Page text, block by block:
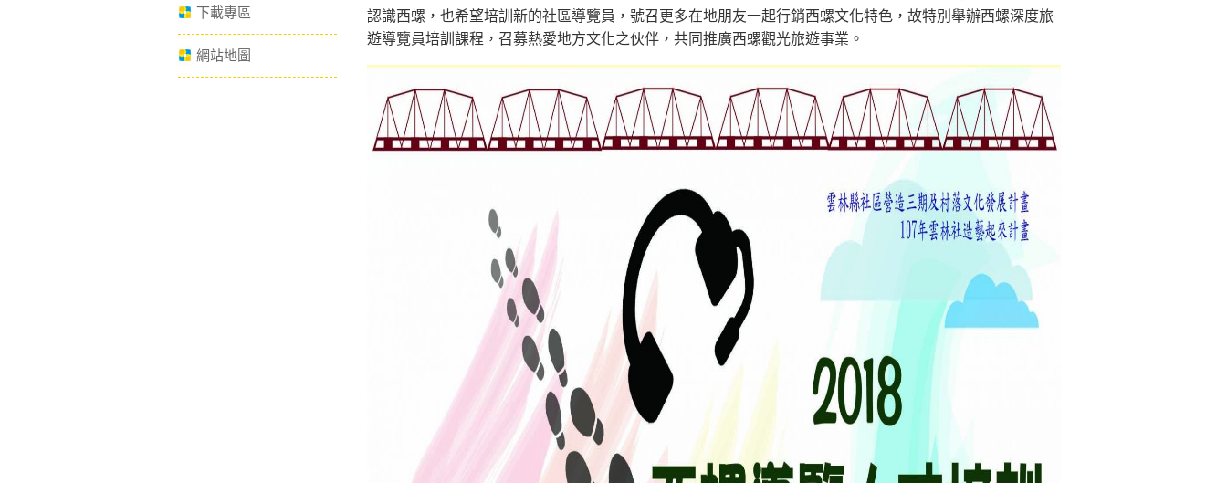
下載專區
網站地圖
認識西螺，也希望培訓新的社區導覽員，號召更多在地朋友一起行銷西螺文化特色，故特別舉辦西螺深度旅
遊導覽員培訓課程，召募熱愛地方文化之伙伴，共同推廣西螺觀光旅遊事業。